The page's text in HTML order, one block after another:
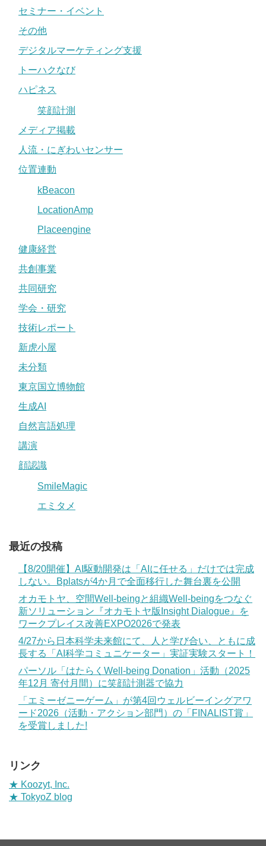
セミナー・イベント
その他
デジタルマーケティング支援
トーハクなび
ハピネス
笑顔計測
メディア掲載
人流・にぎわいセンサー
位置連動
kBeacon
LocationAmp
Placeengine
健康経営
共創事業
共同研究
学会・研究
技術レポート
新虎小屋
未分類
東京国立博物館
生成AI
自然言語処理
講演
顔認識
SmileMagic
エミタメ
最近の投稿
【8/20開催】AI駆動開発は「AIに任せる」だけでは完成
しない。Bplatsが4か月で全面移行した舞台裏を公開
オカモトヤ、空間Well-beingと組織Well-beingをつなぐ
新ソリューション『オカモトヤ版Insight Dialogue』を
ワークプレイス改善EXPO2026で発表
4/27から日本科学未来館にて、人と学び合い、ともに成
長する「AI科学コミュニケーター」実証実験スタート！
パーソル「はたらくWell-being Donation」活動（2025
年12月 寄付月間）に笑顔計測器で協力
「エミーゼニーゲーム」が第4回ウェルビーイングアワ
ード2026（活動・アクション部門）の「FINALIST賞」
を受賞しました!
リンク
★ Koozyt, Inc.
★ TokyoZ blog